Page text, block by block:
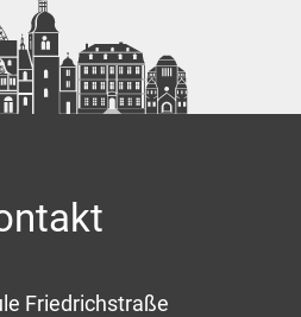
Friedrichstraße